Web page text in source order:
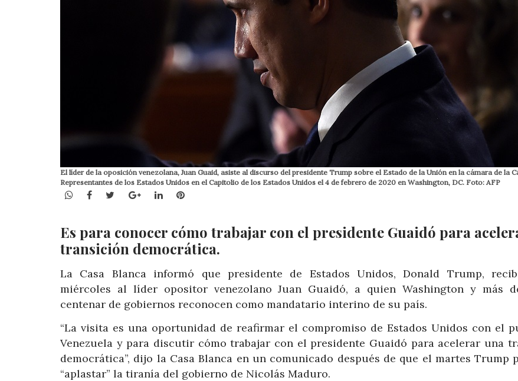
El líder de la oposición venezolana, Juan Guaid, asiste al discurso del presidente Trump sobre el Estado de la Unión en la cámara de la
Representantes de los Estados Unidos en el Capitolio de los Estados Unidos el 4 de febrero de 2020 en Washington, DC. Foto: AFP
WhatsApp
Facebook
TwitterGoogle+LinkedInPinterest
Es para conocer cómo trabajar con el presidente Guaidó para
transición democrática.
La Casa Blanca informó que presidente de Estados Unidos, Donald Trump,
miércoles al líder opositor venezolano Juan Guaidó, a quien Washington y más
centenar de gobiernos reconocen como mandatario interino de su país.
“La visita es una oportunidad de reafirmar el compromiso de Estados Unidos con el
Venezuela y para discutir cómo trabajar con el presidente Guaidó para acelerar una
democrática”, dijo la Casa Blanca en un comunicado después de que el martes Trump
“aplastar” la tiranía del gobierno de Nicolás Maduro.